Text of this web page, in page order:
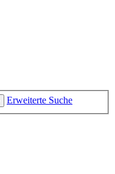
Erweiterte Suche